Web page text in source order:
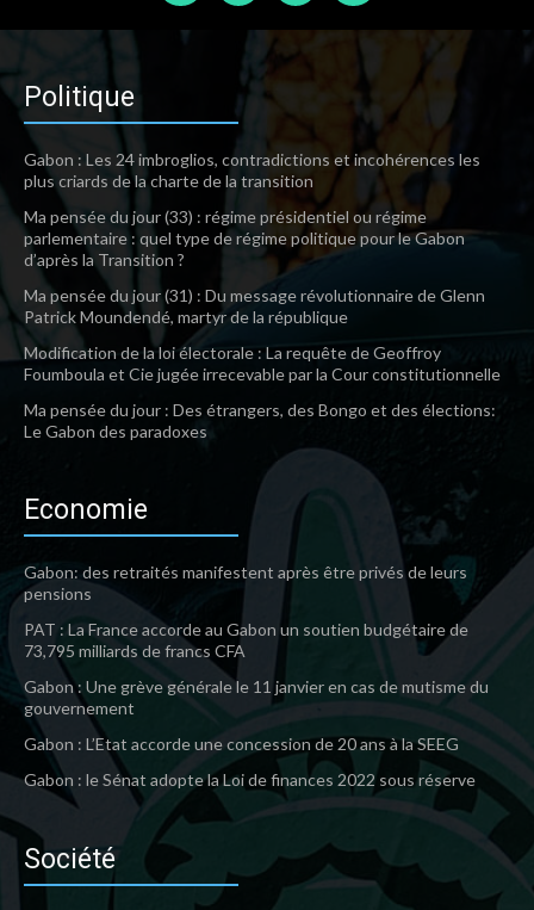
Politique
Gabon : Les 24 imbroglios, contradictions et incohérences les
plus criards de la charte de la transition
Ma pensée du jour (33) : régime présidentiel ou régime
parlementaire : quel type de régime politique pour le Gabon
d’après la Transition ?
Ma pensée du jour (31) : Du message révolutionnaire de Glenn
Patrick Moundendé, martyr de la république
Modification de la loi électorale : La requête de Geoffroy
Foumboula et Cie jugée irrecevable par la Cour constitutionnelle
Ma pensée du jour : Des étrangers, des Bongo et des élections:
Le Gabon des paradoxes
Economie
Gabon: des retraités manifestent après être privés de leurs
pensions
PAT : La France accorde au Gabon un soutien budgétaire de
73,795 milliards de francs CFA
Gabon : Une grève générale le 11 janvier en cas de mutisme du
gouvernement
Gabon : L’Etat accorde une concession de 20 ans à la SEEG
Gabon : le Sénat adopte la Loi de finances 2022 sous réserve
Société